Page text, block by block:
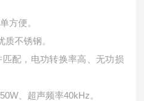
方便。
不锈钢。
配，电功转换率高、无功损
、超声频率40kHz。